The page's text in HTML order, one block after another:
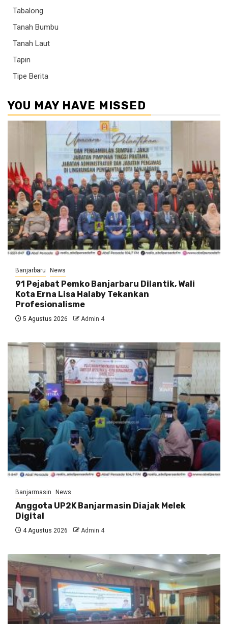
Tabalong
Tanah Bumbu
Tanah Laut
Tapin
Tipe Berita
YOU MAY HAVE MISSED
Banjarbaru News
91 Pejabat Pemko Banjarbaru Dilantik, Wali
Kota Erna Lisa Halaby Tekankan
Profesionalisme
5 Agustus 2026 Admin 4
Banjarmasin News
Anggota UP2K Banjarmasin Diajak Melek
Digital
4 Agustus 2026 Admin 4